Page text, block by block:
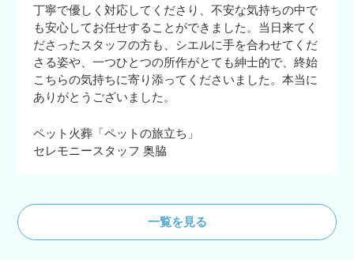
丁寧で優しく対応してくださり、不安な気持ちの中で
も安心してお任せすることができました。当日来てく
ださったスタッフの方も、シエルに手を合わせてくだ
さる姿や、一つひとつの所作がとても紳士的で、終始
こちらの気持ちに寄り添ってくださいました。本当に
ありがとうございました。
ペット火葬「ペットの旅立ち」
セレモニースタッフ 奥脇
一覧を見る